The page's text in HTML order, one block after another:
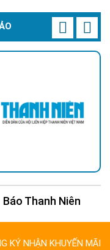
Báo Thanh Niên
KÝ NHẬN KHUYẾN MÃI